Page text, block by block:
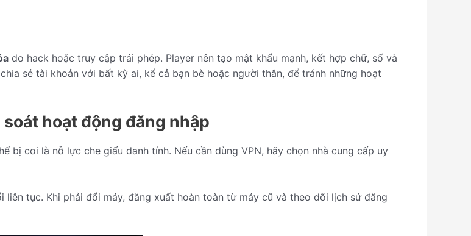
do hack hoặc truy cập trái phép. Player nên tạo mật khẩu mạnh, kết hợp chữ, số và
sẻ tài khoản với bất kỳ ai, kể cả bạn bè hoặc người thân, để tránh những hoạt
hoạt động đăng nhập
bị coi là nỗ lực che giấu danh tính. Nếu cần dùng VPN, hãy chọn nhà cung cấp uy
tục. Khi phải đổi máy, đăng xuất hoàn toàn từ máy cũ và theo dõi lịch sử đăng